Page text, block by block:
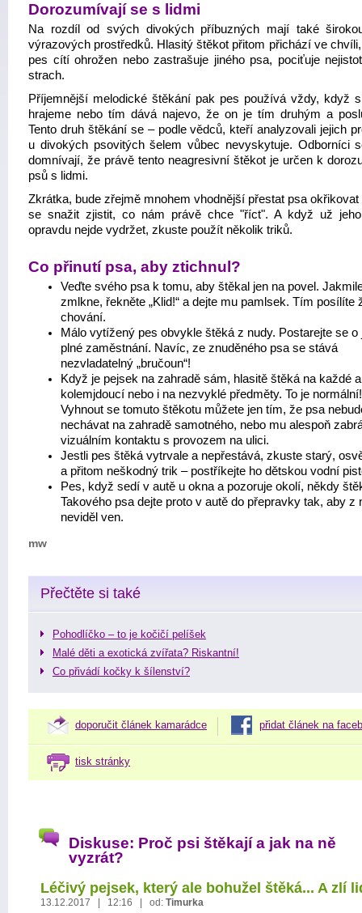
Dorozumívají se s lidmi
Na rozdíl od svých divokých příbuzných mají také
výrazových prostředků. Hlasitý štěkot přitom přichází ve
pes cítí ohrožen nebo zastrašuje jiného psa, pociťuje
strach.
Příjemnější melodické štěkání pak pes používá vždy, když
hrajeme nebo tím dává najevo, že on je tím druhým a
Tento druh štěkání se – podle vědců, kteří analyzovali jejich
u divokých psovitých šelem vůbec nevyskytuje. Odborníci
domnívají, že právě tento neagresivní štěkot je určen k
psů s lidmi.
Zkrátka, bude zřejmě mnohem vhodnější přestat psa okřikovat
se snažit zjistit, co nám právě chce "říct". A když už
opravdu nejde vydržet, zkuste použít několik triků.
Co přinutí psa, aby ztichnul?
Veďte svého psa k tomu, aby štěkal jen na povel.
zmlkne, řekněte „Klid!“ a dejte mu pamlsek. Tím posílíte
chování.
Málo vytížený pes obvykle štěká z nudy. Postarejte se o
plné zaměstnání. Navíc, ze znuděného psa se stává
nezvladatelný „bručoun“!
Když je pejsek na zahradě sám, hlasitě štěká na každé
kolemjdoucí nebo i na nezvyklé předměty. To je normální!
Vyhnout se tomuto štěkotu můžete jen tím, že psa
nechávat na zahradě samotného, nebo mu alespoň
vizuálním kontaktu s provozem na ulici.
Jestli pes štěká vytrvale a nepřestává, zkuste starý,
a přitom neškodný trik – postříkejte ho dětskou vodní
Pes, když sedí v autě u okna a pozoruje okolí, někdy
Takového psa dejte proto v autě do přepravky tak, aby z
neviděl ven.
mw
Přečtěte si také
Pohodlíčko – to je kočičí pelíšek
Malé děti a exotická zvířata? Riskantní!
Co přivádí kočky k šílenství?
doporučit článek kamarádce přidat článek na
tisk stránky
Diskuse: Proč psi štěkají a jak na ně
vyzrát?
Léčivý pejsek, který ale bohužel štěká... A zlí
13.12.2017 | 12:16 | od: Timurka